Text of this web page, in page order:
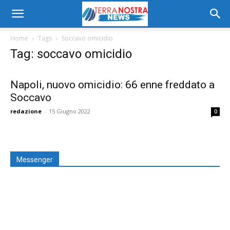
Home Tags Soccavo omicidio
Tag: soccavo omicidio
Napoli, nuovo omicidio: 66 enne freddato a
Soccavo
redazione - 15 Giugno 2022 0
Messenger